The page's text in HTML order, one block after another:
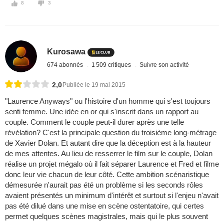
8 3
Kurosawa
674 abonnés 1 509 critiques Suivre son activité
2,0 Publiée le 19 mai 2015
"Laurence Anyways" ou l'histoire d'un homme qui s'est toujours
senti femme. Une idée en or qui s'inscrit dans un rapport au
couple. Comment le couple peut-il durer après une telle
révélation? C'est la principale question du troisième long-métrage
de Xavier Dolan. Et autant dire que la déception est à la hauteur
de mes attentes. Au lieu de resserrer le film sur le couple, Dolan
réalise un projet mégalo où il fait séparer Laurence et Fred et filme
donc leur vie chacun de leur côté. Cette ambition scénaristique
démesurée n'aurait pas été un problème si les seconds rôles
avaient présentés un minimum d'intérêt et surtout si l'enjeu n'avait
pas été dilué dans une mise en scène ostentatoire, qui certes
permet quelques scènes magistrales, mais qui le plus souvent